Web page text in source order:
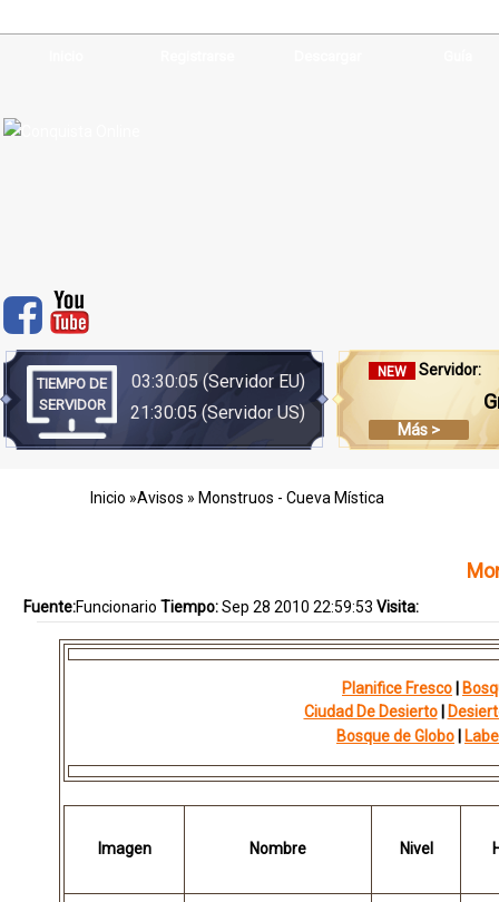
TIEMPO DE
SERVIDOR
03:30:06(Servidor EU)
21:30:06 (Servidor US)
NEW Servidor:
Más >
Inicio »Avisos » Monstruos - Cueva Mística
Fuente:Funcionario Tiempo:Sep 28 2010 22:59:53 Visita:
Planifice Fresco
Ciudad De Desierto|
Bosque de Globo
Imagen Nombre Nivel